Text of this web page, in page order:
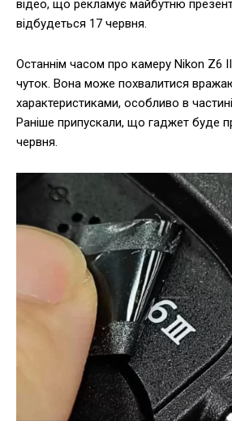
відео, що рекламує майбутню
відбудеться 17 червня.
Останнім часом про камеру Nikon Z6
чуток. Вона може похвалитися
характеристиками, особливо в
Раніше припускали, що гаджет буде
червня.